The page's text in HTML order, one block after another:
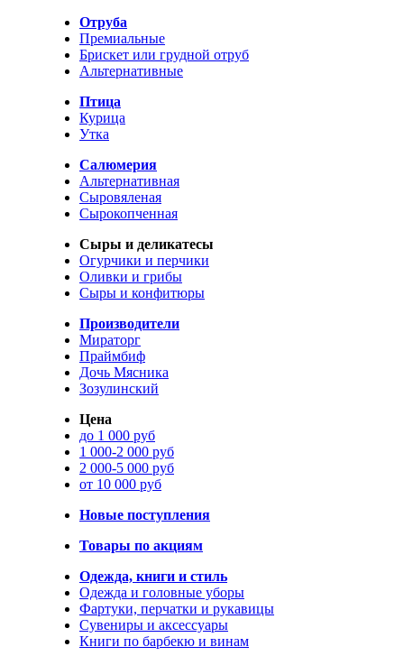
Отруба
Премиальные
Брискет или грудной отруб
Альтернативные
Птица
Курица
Утка
Салюмерия
Альтернативная
Сыровяленая
Сырокопченная
Сыры и деликатесы
Огурчики и перчики
Оливки и грибы
Сыры и конфитюры
Производители
Мираторг
Праймбиф
Дочь Мясника
Зозулинский
Цена
до 1 000 руб
1 000-2 000 руб
2 000-5 000 руб
от 10 000 руб
Новые поступления
Товары по акциям
Одежда, книги и стиль
Одежда и головные уборы
Фартуки, перчатки и рукавицы
Сувениры и аксессуары
Книги по барбекю и винам